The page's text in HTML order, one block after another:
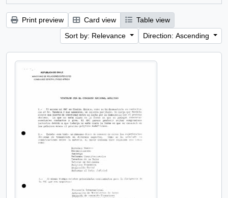
Print preview Card view
Table view
Sort by: Relevance
Direction: Ascending